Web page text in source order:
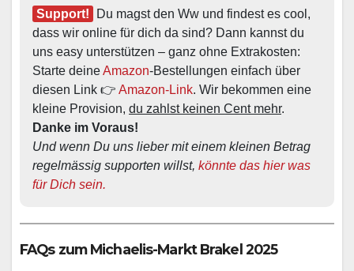
Support!
Du magst den Ww und findest es cool,
dass wir online für dich da sind? Dann kannst du
uns easy unterstützen – ganz ohne Extrakosten:
Starte deine Amazon-Bestellungen einfach über
diesen Link 👉 Amazon-Link. Wir bekommen eine
kleine Provision, du zahlst keinen Cent mehr
Danke im Voraus!
Und wenn Du uns lieber mit einem kleinen Betrag
regelmässig supporten willst, könnte das hier was
für Dich sein.
FAQs zum Michaelis-Markt Brakel 2025